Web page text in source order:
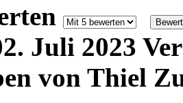
Juli 2023
von Thiel